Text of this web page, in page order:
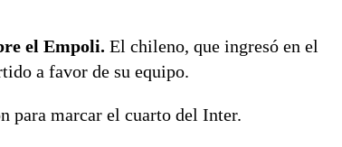
el Empoli. El chileno, que ingresó en el
a favor de su equipo.
para marcar el cuarto del Inter.